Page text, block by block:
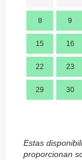
8 9
15 16
22 23
29 30
Estas
proporcionan